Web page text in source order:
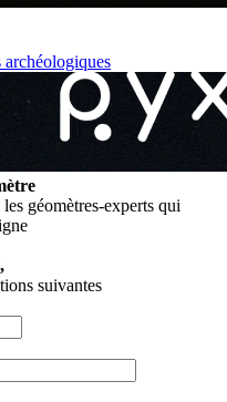
géomètres-experts qui
suivantes